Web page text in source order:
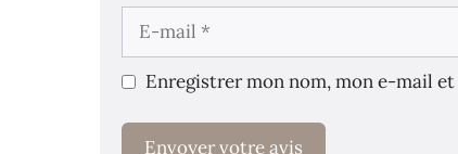
mail
Enregistrer mon nom, mon e-mail